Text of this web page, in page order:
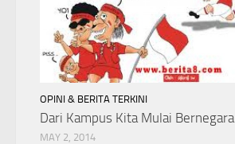
OPINI & BERITA TERKINI
Dari Kampus Kita Mulai Bernegara
MAY 2, 2014